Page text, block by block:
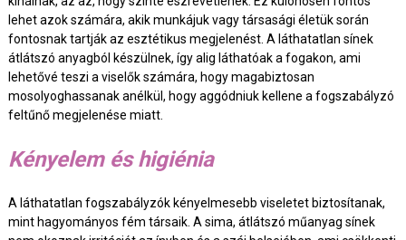
lehet azok számára, akik munkájuk vagy társasági életük során
fontosnak tartják az esztétikus megjelenést. A láthatatlan sínek
átlátszó anyagból készülnek, így alig láthatóak a fogakon, ami
lehetővé teszi a viselők számára, hogy magabiztosan
mosolyoghassanak anélkül, hogy aggódniuk kellene a fogszabályzó
feltűnő megjelenése miatt.
Kényelem és higiénia
A láthatatlan fogszabályzók kényelmesebb viseletet biztosítanak,
mint hagyományos fém társaik. A sima, átlátszó műanyag sínek